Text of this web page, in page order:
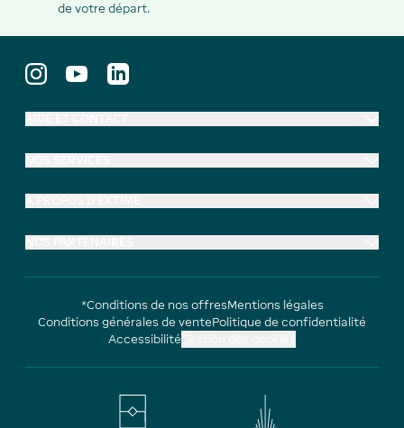
de votre départ.
*Conditions de nos offresMentions légales
Conditions générales de ventePolitique de confidentialité
Accessibilité